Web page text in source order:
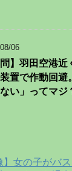
06
問】羽田空港
置で作動回避
い」ってマジ
】女の子がバ